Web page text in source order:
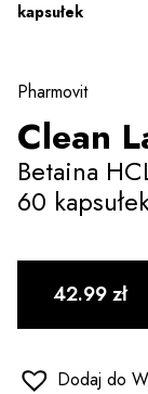
kapsułek
Pharmovit
Clean
Betaina
60
42.99zł
Dodaj do